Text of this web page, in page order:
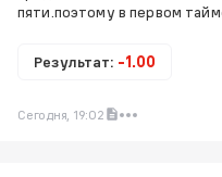
пяти.поэтому в первом
Результат: -1.00
Сегодня, 19:02